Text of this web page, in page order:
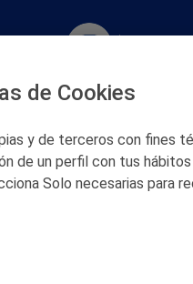
Instagram
Slideshare
Soundcloud
de Cookies
y de terceros con fines
de un perfil con tus
Solo necesarias para